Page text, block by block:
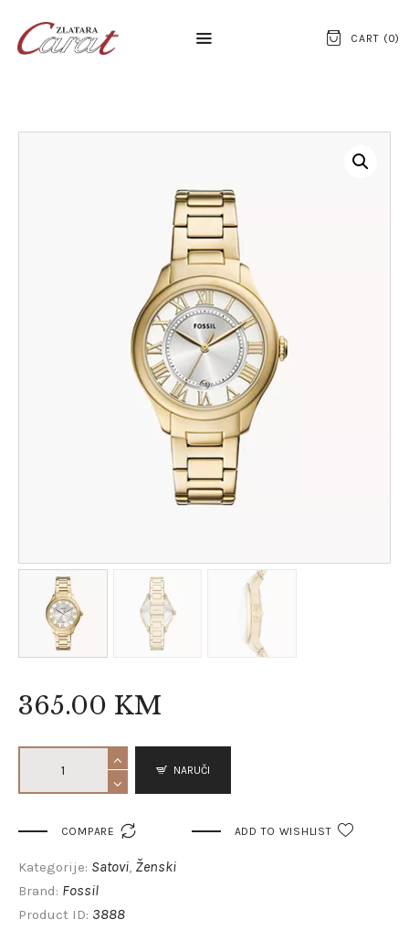
CART (0)
NASLOVNA
KONTAKT
SREBRNI NAKIT
ZLATNI NAKIT
365.00 KM
NARUČI
COMPARE  ADD TO WISHLIST
Kategorije: Satovi, Ženski
Brand: Fossil
Product ID: 3888